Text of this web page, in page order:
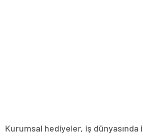
Kurumsal hediyeler, iş dünyasında